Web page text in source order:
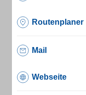
Routenplaner
Mail
Webseite